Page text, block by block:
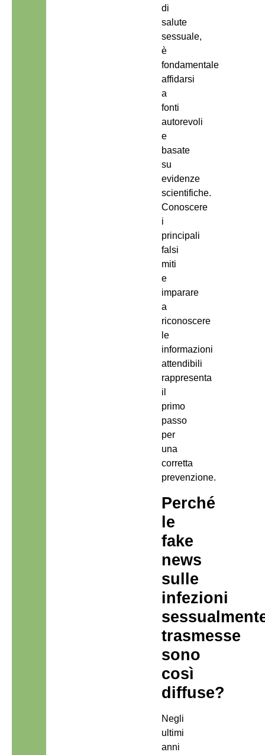
di
salute
sessuale,
è
fondamentale
affidarsi
a
fonti
autorevoli
e
basate
su
evidenze
scientifiche.
Conoscere
i
principali
falsi
miti
e
imparare
a
riconoscere
le
informazioni
attendibili
rappresenta
il
primo
passo
per
una
corretta
prevenzione.
Perché
le
fake
news
sulle
infezioni
trasmesse
sono
così
diffuse?
Negli
ultimi
anni